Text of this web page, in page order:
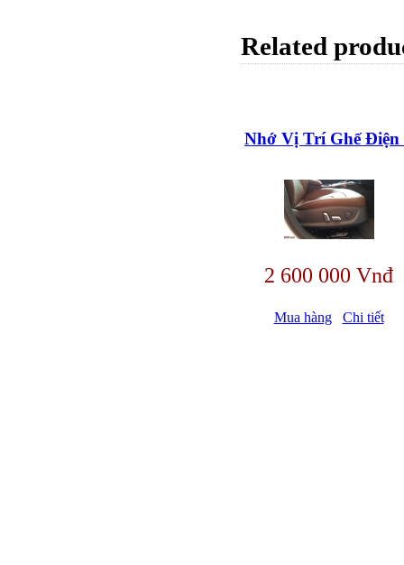
Related
Nhớ Vị Trí Ghế Điện
2 600 000 Vnđ
Mua hàng Chi tiết